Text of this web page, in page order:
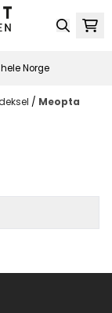
Norge
/ Meopta